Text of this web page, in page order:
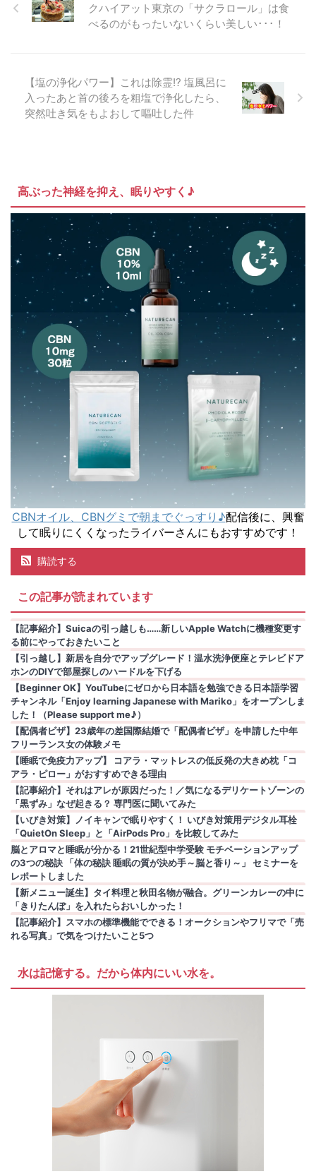
クハイアット東京の「サクラロール」は食
べるのがもったいないくらい美しい･･･！
【塩の浄化パワー】これは除霊!? 塩風呂に
入ったあと首の後ろを粗塩で浄化したら、
突然吐き気をもよおして嘔吐した件
高ぶった神経を抑え、眠りやすく♪
CBNオイル、CBNグミで朝までぐっすり♪配信後に、興奮
して眠りにくくなったライバーさんにもおすすめです！
購読する
この記事が読まれています
【記事紹介】Suicaの引っ越しも……新しいApple Watchに機種変更す
る前にやっておきたいこと
【引っ越し】新居を自分でアップグレード！温水洗浄便座とテレビドア
ホンのDIYで部屋探しのハードルを下げる
【Beginner OK】YouTubeにゼロから日本語を勉強できる日本語学習
チャンネル「Enjoy learning Japanese with Mariko」をオープンしま
した！（Please support me♪）
【配偶者ビザ】23歳年の差国際結婚で「配偶者ビザ」を申請した中年
フリーランス女の体験メモ
【睡眠で免疫力アップ】 コアラ・マットレスの低反発の大きめ枕「コ
アラ・ピロー」がおすすめできる理由
【記事紹介】それはアレが原因だった！／気になるデリケートゾーンの
「黒ずみ」なぜ起きる？ 専門医に聞いてみた
【いびき対策】ノイキャンで眠りやすく！ いびき対策用デジタル耳栓
「QuietOn Sleep」と「AirPods Pro」を比較してみた
脳とアロマと睡眠が分かる！21世紀型中学受験 モチベーションアップ
の3つの秘訣 「体の秘訣 睡眠の質が決め手～脳と香り～」 セミナーを
レポートしました
【新メニュー誕生】タイ料理と秋田名物が融合。グリーンカレーの中に
「きりたんぽ」を入れたらおいしかった！
【記事紹介】スマホの標準機能でできる！オークションやフリマで「売
れる写真」で気をつけたいこと5つ
水は記憶する。だから体内にいい水を。